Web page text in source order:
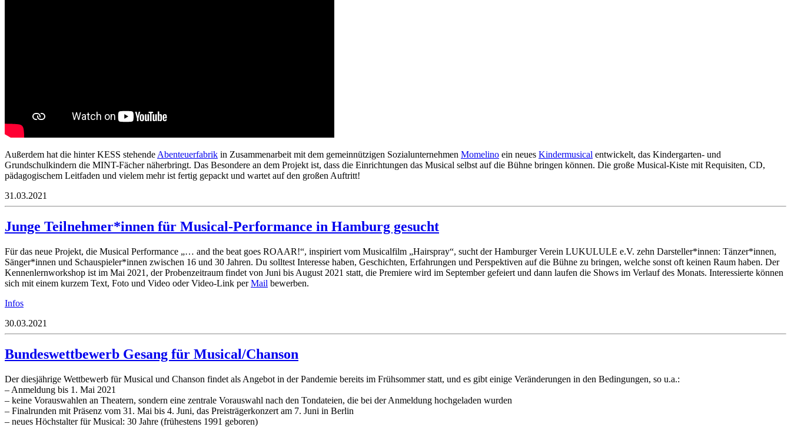
Außerdem hat die hinter KESS stehende Abenteuerfabrik in Zusammenarbeit mit dem gemeinnützigen Sozialunternehmen Momelino ein neues Kindermusical entwickelt, das Kindergarten- und
Grundschulkindern die MINT-Fächer näherbringt. Das Besondere an dem Projekt ist, dass die Einrichtungen das Musical selbst auf die Bühne bringen können. Die große Musical-Kiste mit Requisiten, CD,
pädagogischem Leitfaden und vielem mehr ist fertig gepackt und wartet auf den großen Auftritt!
31.03.2021
Junge Teilnehmer*innen für Musical-Performance in Hamburg gesucht
Für das neue Projekt, die Musical Performance „… and the beat goes ROAAR!“, inspiriert vom Musicalfilm „Hairspray“, sucht der Hamburger Verein LUKULULE e.V. zehn Darsteller*innen: Tänzer*innen,
Sänger*innen und Schauspieler*innen zwischen 16 und 30 Jahren. Du solltest Interesse haben, Geschichten, Erfahrungen und Perspektiven auf die Bühne zu bringen, welche sonst oft keinen Raum haben. Der
Kennenlernworkshop ist im Mai 2021, der Probenzeitraum findet von Juni bis August 2021 statt, die Premiere wird im September gefeiert und dann laufen die Shows im Verlauf des Monats. Interessierte können
sich mit einem kurzem Text, Foto und Video oder Video-Link perMail bewerben.
Infos
30.03.2021
Bundeswettbewerb Gesang für Musical/Chanson
Der diesjährige Wettbewerb für Musical und Chanson findet als Angebot in der Pandemie bereits im Frühsommer statt, und es gibt einige Veränderungen in den Bedingungen, so u.a.:
– Anmeldung bis 1. Mai 2021
– keine Vorauswahlen an Theatern, sondern eine zentrale Vorauswahl nach den Tondateien, die bei der Anmeldung hochgeladen wurden
– Finalrunden mit Präsenz vom 31. Mai bis 4. Juni, das Preisträgerkonzert am 7. Juni in Berlin
– neues Höchstalter für Musical: 30 Jahre (frühestens 1991 geboren)